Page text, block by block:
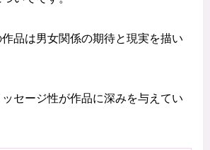
品は男女関係の期待と現実を描い
セージ性が作品に深みを与えてい